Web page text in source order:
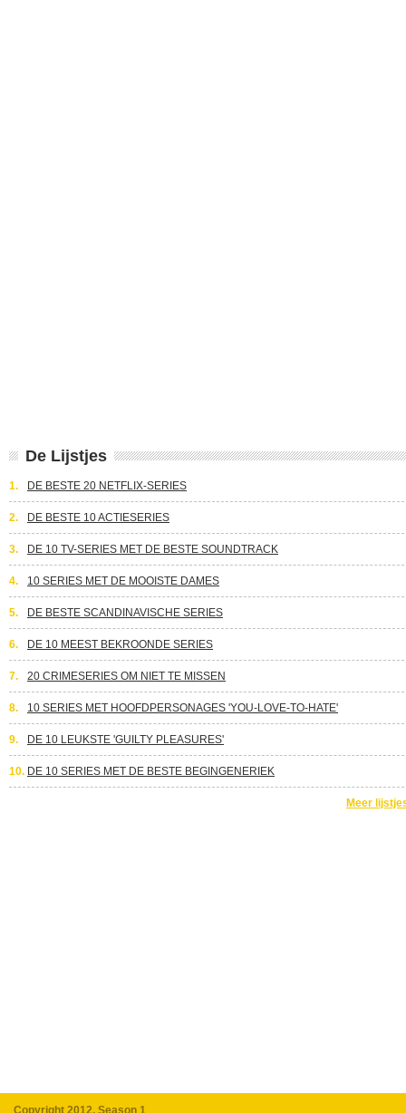
De Lijstjes
1. DE BESTE 20 NETFLIX-SERIES
2. DE BESTE 10 ACTIESERIES
3. DE 10 TV-SERIES MET DE BESTE SOUNDTRACK
4. 10 SERIES MET DE MOOISTE DAMES
5. DE BESTE SCANDINAVISCHE SERIES
6. DE 10 MEEST BEKROONDE SERIES
7. 20 CRIMESERIES OM NIET TE MISSEN
8. 10 SERIES MET HOOFDPERSONAGES 'YOU-LOVE-TO-HATE'
9. DE 10 LEUKSTE 'GUILTY PLEASURES'
10. DE 10 SERIES MET DE BESTE BEGINGENERIEK
Meer
Copyright 2012, Season 1